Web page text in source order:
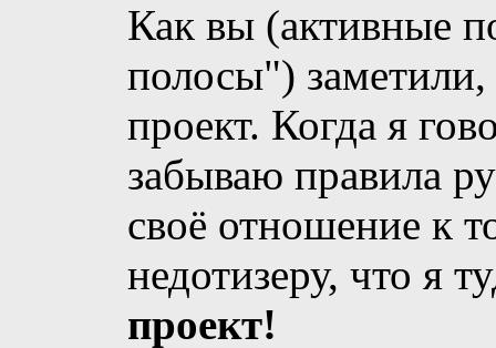
Как вы (активные
полосы") заметили,
проект. Когда я
забываю правила
своё отношение к
недотизеру, что я
проект!